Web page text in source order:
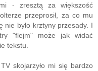
- zresztą za większość
przeprosił, za co mu
nie było krztyny przesady. I
"flejm" może jak widać
tekstu.
skojarzyło mi się bardzo